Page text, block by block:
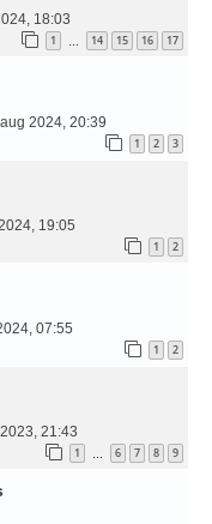
18:03
1 … 14 15 16 17
2024, 20:39
1 2 3
19:05
1 2
07:55
1 2
21:43
1 … 6 7 8 9